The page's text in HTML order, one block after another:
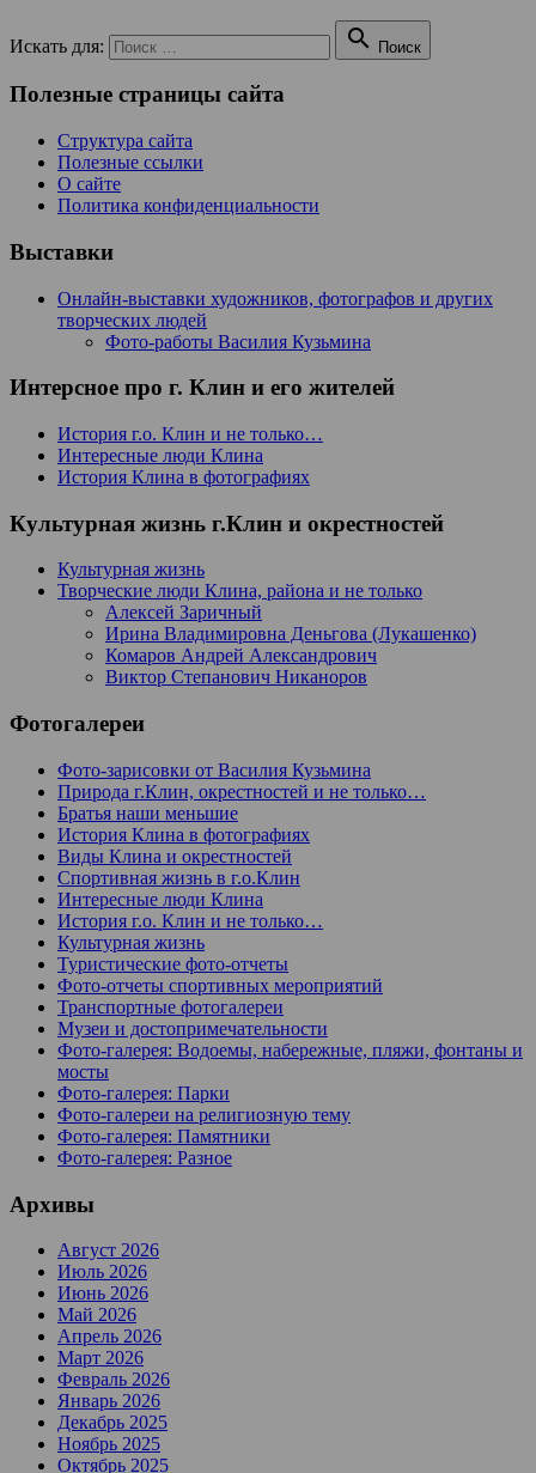
Искать для:  Поиск
Полезные страницы сайта
Структура сайта
Полезные ссылки
О сайте
Политика конфиденциальности
Выставки
Онлайн-выставки художников, фотографов и других
творческих людей
Фото-работы Василия Кузьмина
Интерсное про г. Клин и его жителей
История г.о. Клин и не только…
Интересные люди Клина
История Клина в фотографиях
Культурная жизнь г.Клин и окрестностей
Культурная жизнь
Творческие люди Клина, района и не только
Алексей Заричный
Ирина Владимировна Деньгова (Лукашенко)
Комаров Андрей Александрович
Виктор Степанович Никаноров
Фотогалереи
Фото-зарисовки от Василия Кузьмина
Природа г.Клин, окрестностей и не только…
Братья наши меньшие
История Клина в фотографиях
Виды Клина и окрестностей
Спортивная жизнь в г.о.Клин
Интересные люди Клина
История г.о. Клин и не только…
Культурная жизнь
Туристические фото-отчеты
Фото-отчеты спортивных мероприятий
Транспортные фотогалереи
Музеи и достопримечательности
Фото-галерея: Водоемы, набережные, пляжи, фонтаны и
мосты
Фото-галерея: Парки
Фото-галереи на религиозную тему
Фото-галерея: Памятники
Фото-галерея: Разное
Архивы
Август 2026
Июль 2026
Июнь 2026
Май 2026
Апрель 2026
Март 2026
Февраль 2026
Январь 2026
Декабрь 2025
Ноябрь 2025
Октябрь 2025